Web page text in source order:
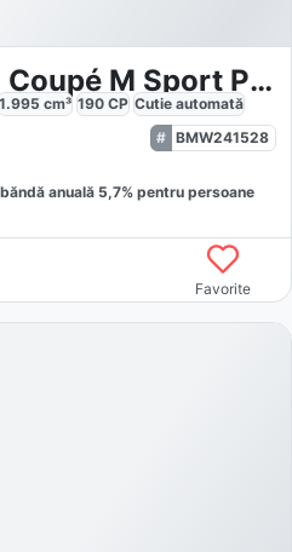
BMW 420d Gran Coupé M Sport Pro
1.995 cm³ 190 CP Cutie automată
BMW241528
anuală 5,7% pentru persoane
Favorite